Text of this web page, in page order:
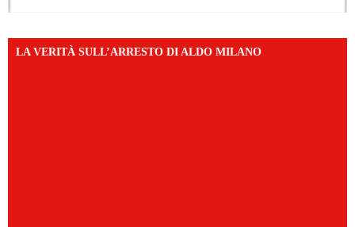
LA VERITÀ SULL’ARRESTO DI ALDO MILANO